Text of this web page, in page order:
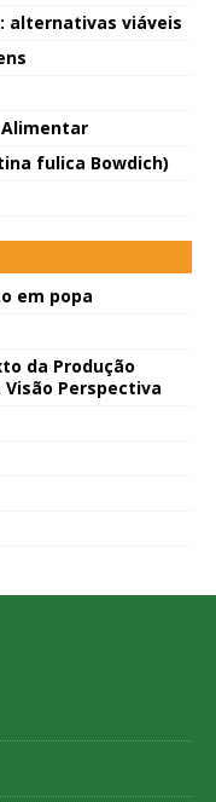
alternativas viáveis
fulica Bowdich)
em popa
da Produção
Perspectiva